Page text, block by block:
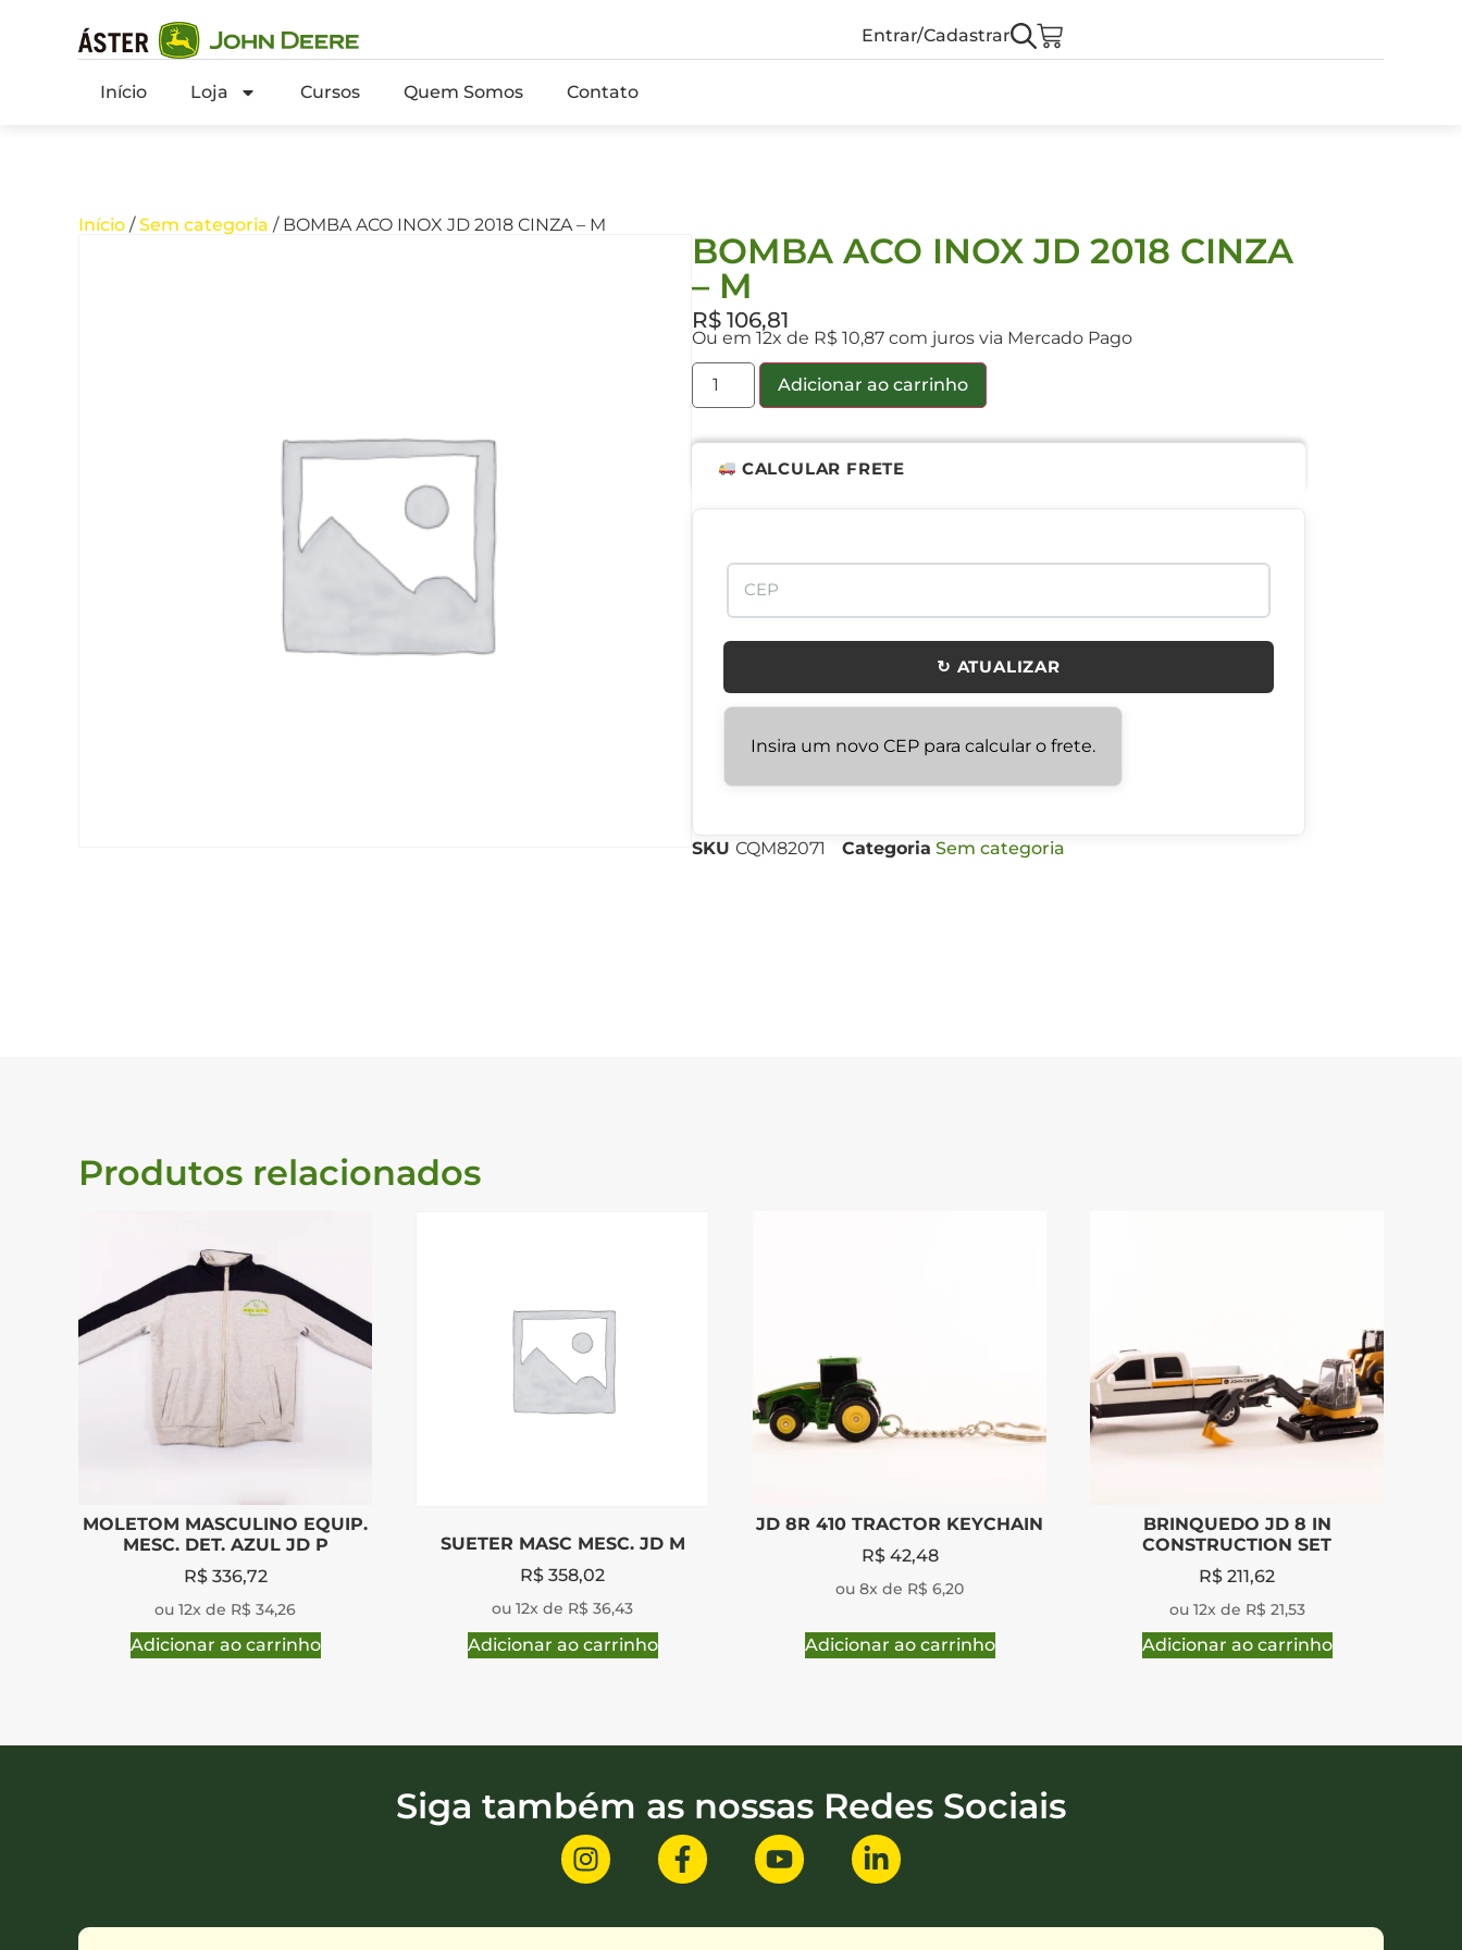
Entrar/Cadastrar
Início Loja Cursos Quem Somos Contato
Início /Sem categoria / BOMBA ACO INOX JD 2018 CINZA – M
BOMBA ACO INOX JD 2018 CINZA
– M
R$ 106,81
Ou em 12x de R$ 10,87 com juros via Mercado Pago
Adicionar ao carrinho
CALCULAR FRETE
↻ ATUALIZAR
Insira um novo CEP para calcular o frete.
SKU CQM82071 Categoria Sem categoria
Produtos relacionados
MOLETOM MASCULINO EQUIP.
MESC. DET. AZUL JD P
R$336,72
ou 12x de R$ 34,26
Adicionar ao carrinho
SUETER MASC MESC. JD M
R$ 358,02
ou 12x de R$ 36,43
Adicionar ao carrinho
JD 8R 410 TRACTOR KEYCHAIN
R$42,48
ou 8x de R$ 6,20
Adicionar ao carrinho
BRINQUEDO JD 8 IN
CONSTRUCTION SET
R$ 211,62
ou 12x de R$ 21,53
Adicionar ao carrinho
Siga também as nossas Redes Sociais